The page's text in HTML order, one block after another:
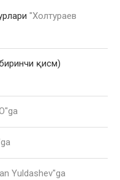
"Холтураев
қисм)
"ga
Yuldashev"ga